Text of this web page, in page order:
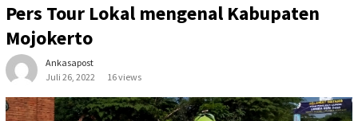
Pers Tour Lokal mengenal Kabupaten
Mojokerto
Ankasapost
Juli 26, 2022
16 views